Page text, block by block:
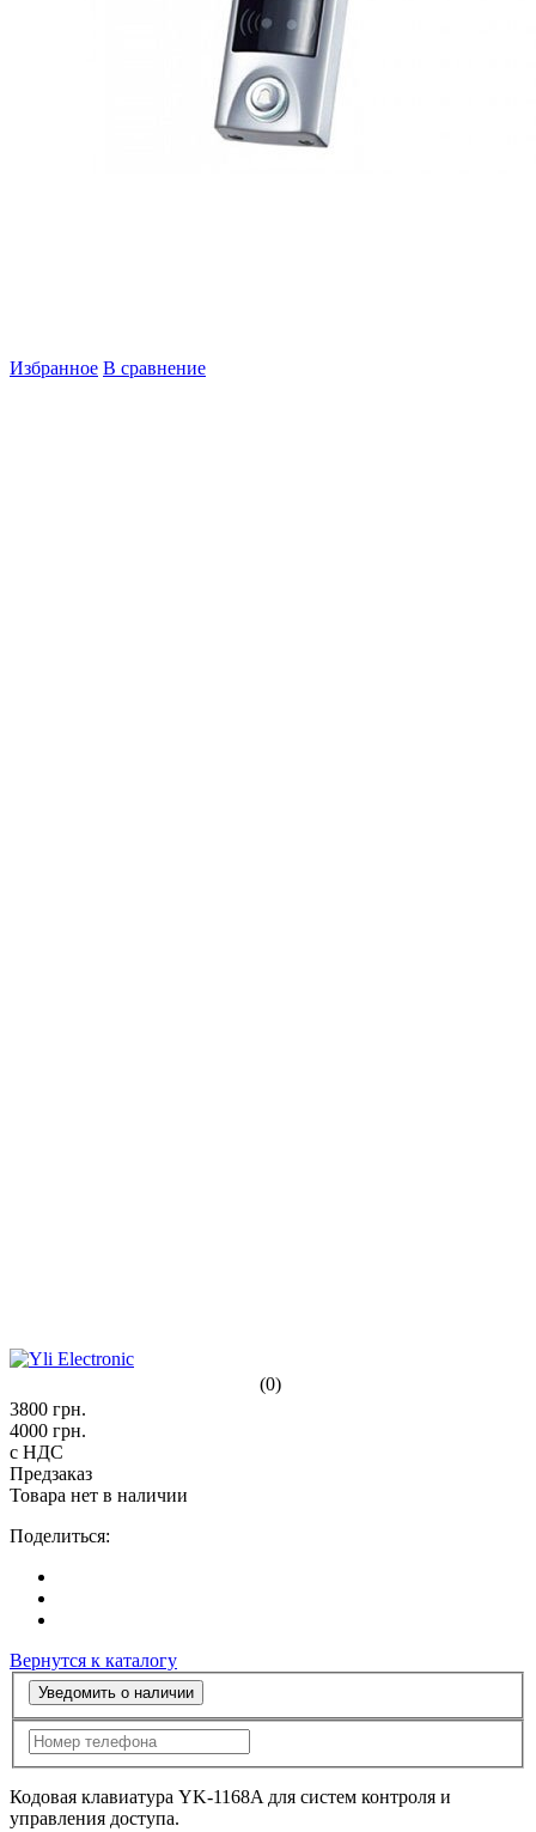
Избранное В сравнение
(0)
3800 грн.
4000 грн.
с НДС
Предзаказ
Товара нет в наличии
Поделиться:
Вернутся к каталогу
Уведомить о наличии
Кодовая клавиатура YK-1168A для систем контроля и
управления доступа.